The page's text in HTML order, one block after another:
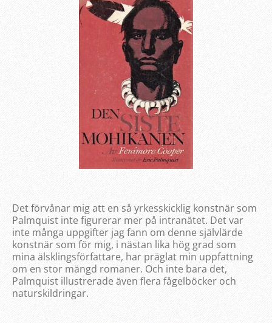
Det förvånar mig att en så yrkesskicklig konstnär som
Palmquist inte figurerar mer på intranätet. Det var
inte många uppgifter jag fann om denne självlärde
konstnär som för mig, i nästan lika hög grad som
mina älsklingsförfattare, har präglat min uppfattning
om en stor mängd romaner. Och inte bara det,
Palmquist illustrerade även flera fågelböcker och
naturskildringar.